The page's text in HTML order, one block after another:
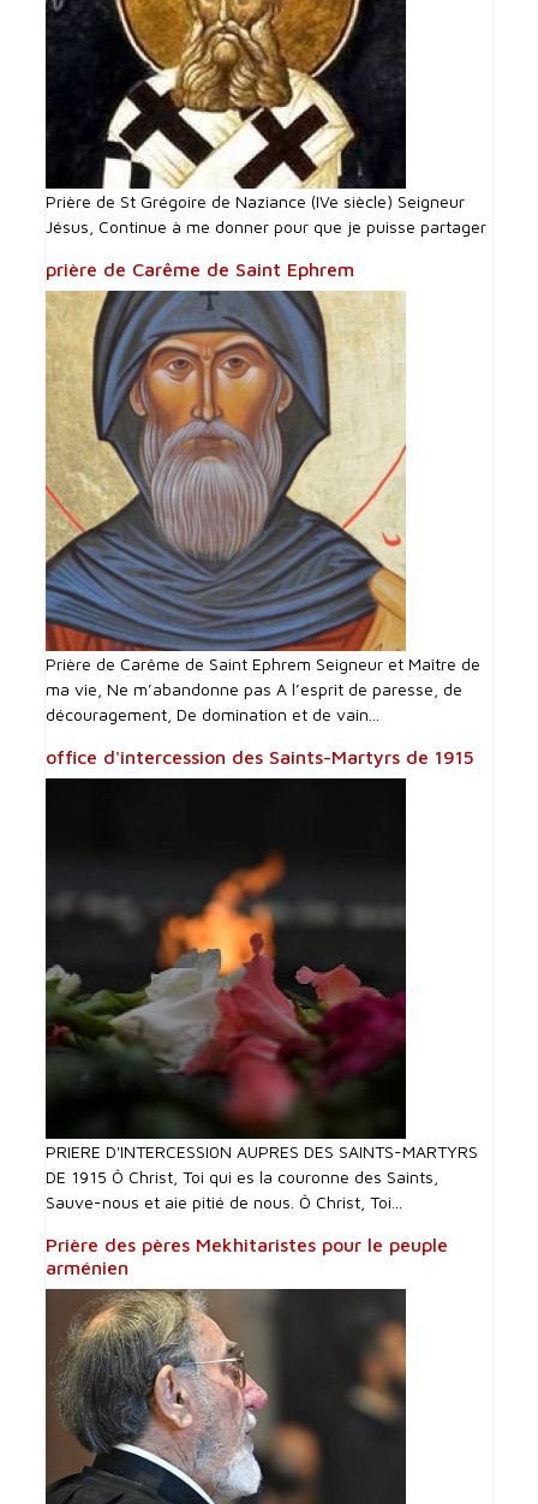
Prière de St Grégoire de Naziance (IVe siècle) Seigneur
Jésus, Continue à me donner pour que je puisse partager
prière de Carême de Saint Ephrem
Prière de Carême de Saint Ephrem Seigneur et Maître de
ma vie, Ne m’abandonne pas A l’esprit de paresse, de
découragement, De domination et de vain...
office d'intercession des Saints-Martyrs de 1915
PRIERE D'INTERCESSI0N AUPRES DES SAINTS-MARTYRS
DE 1915 Ô Christ, Toi qui es la couronne des Saints,
Sauve-nous et aie pitié de nous. Ô Christ, Toi...
Prière des pères Mekhitaristes pour le peuple
arménien